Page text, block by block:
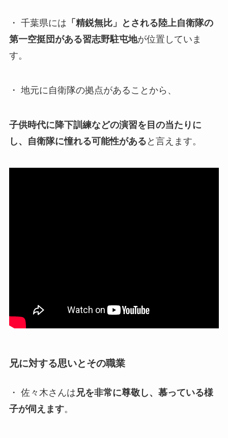
・ 千葉県には 「精鋭無比」とされる陸上自衛隊の
第一空挺団がある習志野駐屯地が位置していま
す。
・ 地元に自衛隊の拠点があることから、
子供時代に降下訓練などの演習を目の当たりに
し、自衛隊に憧れる可能性がある と言えます。
兄に対する思いとその職業
・ 佐々木さんは兄を非常に尊敬し、慕っている様
子が伺えます。